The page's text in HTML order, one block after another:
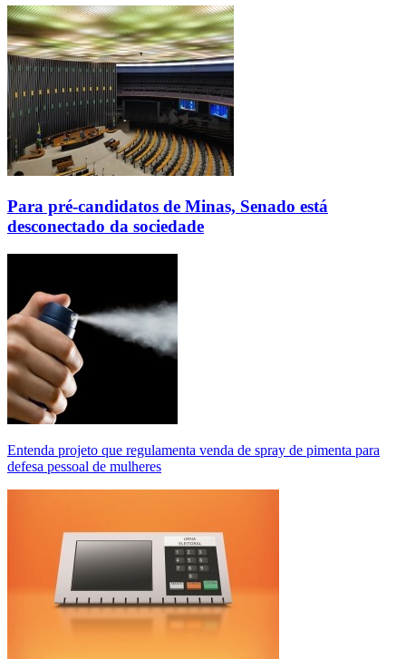
Para pré-candidatos de Minas, Senado está
desconectado da sociedade
Entenda projeto que regulamenta venda de spray de pimenta para
defesa pessoal de mulheres